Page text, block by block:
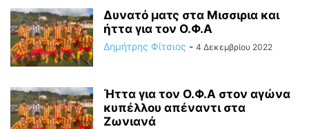
Δυνατό ματς στα Μισσιρια και
ήττα για τον Ο.Φ.Α
Δημήτρης Φίτσιος - 4 Δεκεμβρίου 2022
Ήττα για τον Ο.Φ.Α στον αγώνα
κυπέλλου απέναντι στα
Ζωνιανά